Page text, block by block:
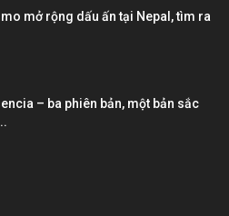
mở rộng dấu ấn tại Nepal, tìm ra
– ba phiên bản, một bản sắc